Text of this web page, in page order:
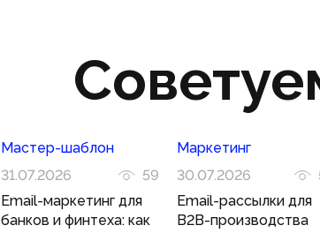
Мастер-шаблон
31.07.2026
59
Email-маркетинг для
банков и финтеха: как
Маркетинг
30.07.2026
Email-рассылки для
B2B-производства